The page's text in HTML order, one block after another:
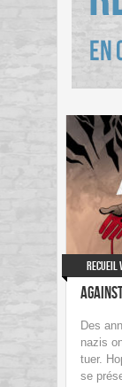
Recueil
Des
nazis
tuer.
se